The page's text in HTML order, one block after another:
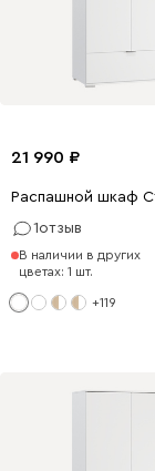
21 990
Распашной шкаф
1отзыв
В наличии в других
цветах: 1 шт.
+119